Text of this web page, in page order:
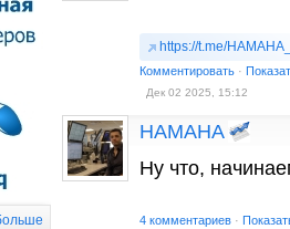
https://t.me/
Комментировать ·
Дек 02 2025, 15:12
HAMAHA
Ну что,
4 комментариев ·